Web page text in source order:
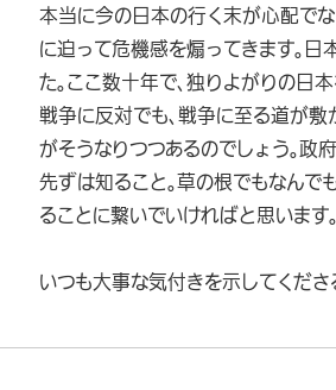
本当に今の日本の行く末が心配でな
に迫って危機感を煽ってきます。
た。ここ数十年で、独りよがりの日
戦争に反対でも、戦争に至る道が敷
がそうなりつつあるのでしょう。政
先ずは知ること。草の根でもなんで
ることに繋いでいければと思います。
いつも大事な気付きを示してくださ